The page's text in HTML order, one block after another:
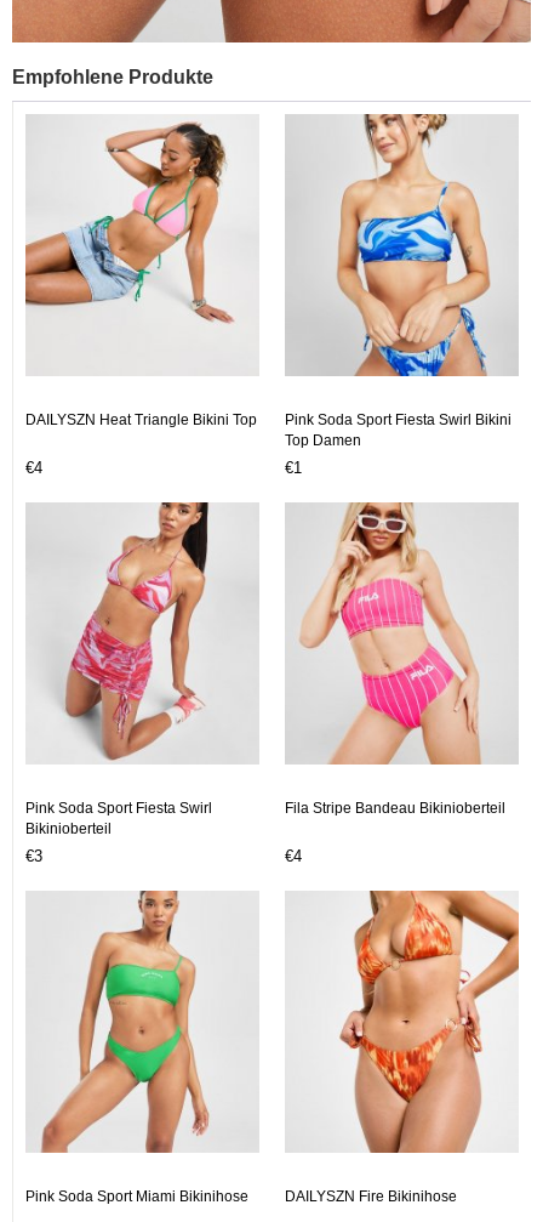
Empfohlene Produkte
DAILYSZN Heat Triangle Bikini Top
€4
Pink Soda Sport Fiesta Swirl Bikini
Top Damen
€1
Pink Soda Sport Fiesta Swirl
Bikinioberteil
€3
Fila Stripe Bandeau Bikinioberteil
€4
Pink Soda Sport Miami Bikinihose DAILYSZN Fire Bikinihose